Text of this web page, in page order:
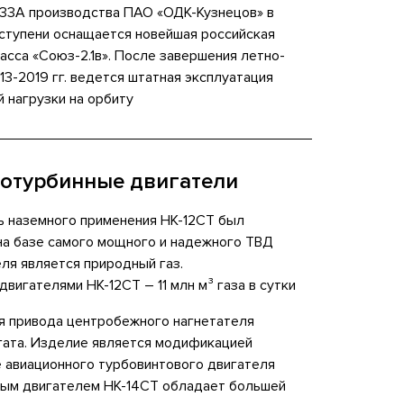
производства ПАО «ОДК-Кузнецов» в
оснащается новейшая российская
«Союз-2.1в». После завершения летно-
2019 гг. ведется штатная эксплуатация
на орбиту
двигатели
применения НК-12СТ был
базе самого мощного и надежного ТВД
является природный газ.
НК-12СТ – 11 млн м³ газа в сутки
центробежного нагнетателя
Изделие является модификацией
турбовинтового двигателя
двигателем НК-14СТ обладает большей